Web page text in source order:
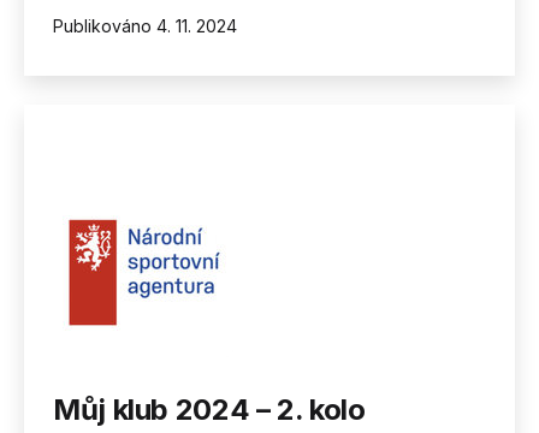
výzvě
Publikováno 4. 11. 2024
Můj klub 2024 – 2. kolo